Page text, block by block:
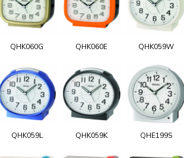
QHK060G QHK060E QHK059W
QHK059L QHK059K QHE199S